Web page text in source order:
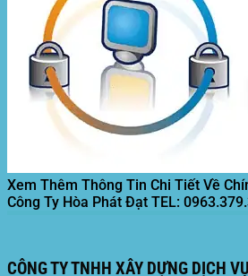
Xem Thêm Thông Tin Chi Tiết Về
Công Ty Hòa Phát Đạt TEL:
CÔNG TY TNHH XÂY DỰNG DỊCH